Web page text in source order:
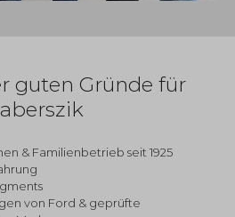
guten Gründe für
& Familienbetrieb seit 1925
von Ford & geprüfte